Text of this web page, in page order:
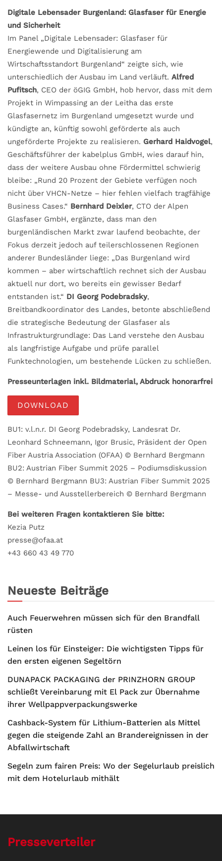
Digitale Lebensader Burgenland: Glasfaser für Energie
und Sicherheit
Im Panel „Digitale Lebensader: Glasfaser für
Energiewende und Digitalisierung am
Wirtschaftsstandort Burgenland“ zeigte sich, wie
unterschiedlich der Ausbau im Land verläuft. Alfred
Pufitsch, CEO der öGIG GmbH, hob hervor, dass mit dem
Projekt in Wimpassing an der Leitha das erste
Glasfasernetz im Burgenland umgesetzt wurde und
kündigte an, künftig sowohl geförderte als auch
ungeförderte Projekte zu realisieren. Gerhard Haidvogel,
Geschäftsführer der kabelplus GmbH, wies darauf hin,
dass der weitere Ausbau ohne Fördermittel schwierig
bleibe: „Rund 20 Prozent der Gebiete verfügen noch
nicht über VHCN-Netze – hier fehlen vielfach tragfähige
Business Cases.“ Bernhard Deixler, CTO der Alpen
Glasfaser GmbH, ergänzte, dass man den
burgenländischen Markt zwar laufend beobachte, der
Fokus derzeit jedoch auf teilerschlossenen Regionen
anderer Bundesländer liege: „Das Burgenland wird
kommen – aber wirtschaftlich rechnet sich der Ausbau
aktuell nur dort, wo bereits ein gewisser Bedarf
entstanden ist.“ DI Georg Podebradsky,
Breitbandkoordinator des Landes, betonte abschließend
die strategische Bedeutung der Glasfaser als
Infrastrukturgrundlage: Das Land verstehe den Ausbau
als langfristige Aufgabe und prüfe parallel
Funktechnologien, um bestehende Lücken zu schließen.
Presseunterlagen inkl. Bildmaterial, Abdruck honorarfrei
DOWNLOAD
BU1: v.l.n.r. DI Georg Podebradsky, Landesrat Dr.
Leonhard Schneemann, Igor Brusic, Präsident der Open
Fiber Austria Association (OFAA) © Bernhard Bergmann
BU2: Austrian Fiber Summit 2025 – Podiumsdiskussion
© Bernhard Bergmann BU3: Austrian Fiber Summit 2025
– Messe- und Ausstellerbereich © Bernhard Bergmann
Bei weiteren Fragen kontaktieren Sie bitte:
Kezia Putz
presse@ofaa.at
+43 660 43 49 770
Neueste Beiträge
Auch Feuerwehren müssen sich für den Brandfall
rüsten
Leinen los für Einsteiger: Die wichtigsten Tipps für
den ersten eigenen Segeltörn
DUNAPACK PACKAGING der PRINZHORN GROUP
schließt Vereinbarung mit El Pack zur Übernahme
ihrer Wellpappverpackungswerke
Cashback-System für Lithium-Batterien als Mittel
gegen die steigende Zahl an Brandereignissen in der
Abfallwirtschaft
Segeln zum fairen Preis: Wo der Segelurlaub preislich
mit dem Hotelurlaub mithält
Presseverteiler